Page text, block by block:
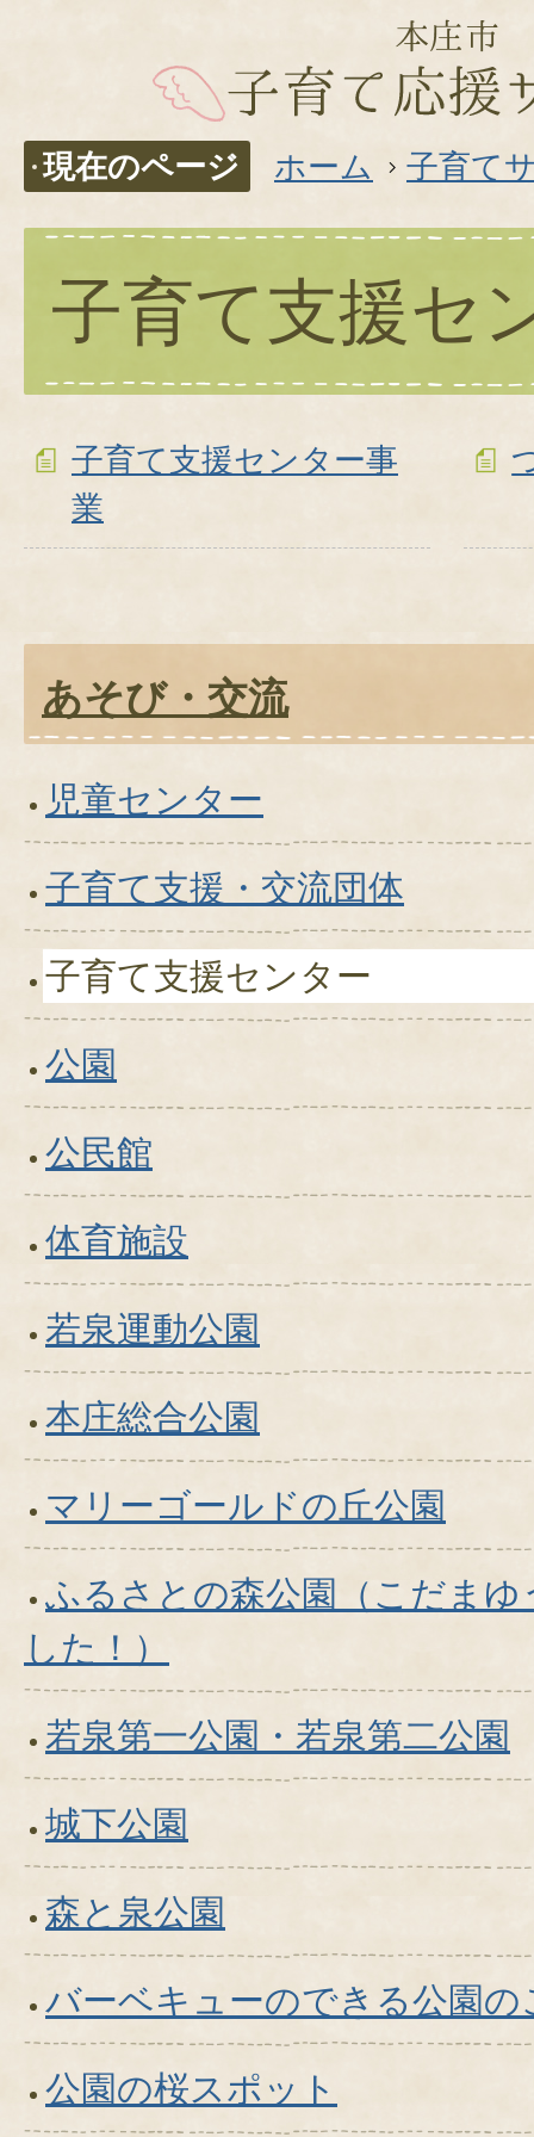
現在のページ ホーム 子育て
子育て支援セ
子育て支援センター事
業
あそび・交流
児童センター
子育て支援・交流団体
子育て支援センター
公園
公民館
体育施設
若泉運動公園
本庄総合公園
マリーゴールドの丘公園
ふるさとの森公園（こだま
した！）
若泉第一公園・若泉第二公園
城下公園
森と泉公園
バーベキューのできる公園の
公園の桜スポット